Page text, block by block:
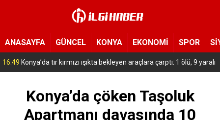
ANASAYFA GÜNCEL KONYA EKONOMİ SPOR
15:54 Yeni Medya Cemiyeti’nden Hakimiyet Gazetesi’ne 30. yıl ziyareti
Konya’da çöken Taşoluk
Apartmanı davasında 10